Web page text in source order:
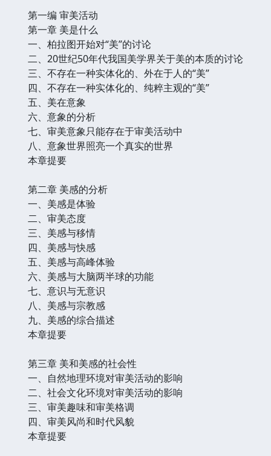
第一编 审美活动
第一章 美是什么
一、柏拉图开始对“美”的讨论
二、20世纪50年代我国美学界关于美的本质的讨论
三、不存在一种实体化的、外在于人的“美”
四、不存在一种实体化的、纯粹主观的“美”
五、美在意象
六、意象的分析
七、审美意象只能存在于审美活动中
八、意象世界照亮一个真实的世界
本章提要
第二章 美感的分析
一、美感是体验
二、审美态度
三、美感与移情
四、美感与快感
五、美感与高峰体验
六、美感与大脑两半球的功能
七、意识与无意识
八、美感与宗教感
九、美感的综合描述
本章提要
第三章 美和美感的社会性
一、自然地理环境对审美活动的影响
二、社会文化环境对审美活动的影响
三、审美趣味和审美格调
四、审美风尚和时代风貌
本章提要